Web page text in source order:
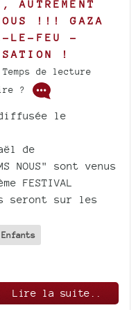
AUTREMENT
!!! GAZA
LE-FEU -
!
de lecture
?
le
de
NOUS" sont venus
FESTIVAL
seront sur les
Enfants
Lire la suite..